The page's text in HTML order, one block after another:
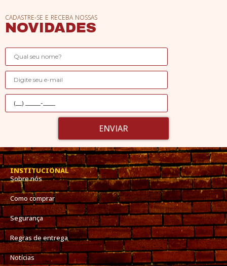
CADASTRE-SE E RECEBA NOSSAS
NOVIDADES
ENVIAR
INSTITUCIONAL
Sobre nós
Como comprar
Segurança
Regras de entrega
Notícias